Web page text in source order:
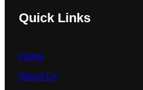
Quick Links
Home
About Us